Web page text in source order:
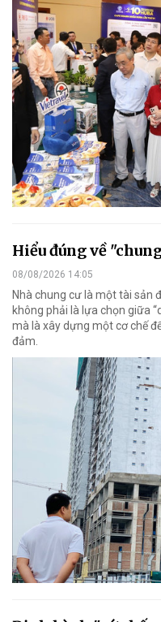
Hiểu đúng về
08/08/2026 14:05
Nhà chung cư là một tài sản
không phải là lựa chọn giữa
mà là xây dựng một cơ chế
đảm.